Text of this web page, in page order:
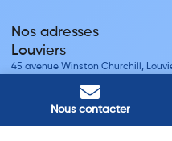
Nous contacter
Nos adresses
Louviers
45 avenue Winston Churchill,
Pont-Audemer
9 Rue du Président Georges
Rouen